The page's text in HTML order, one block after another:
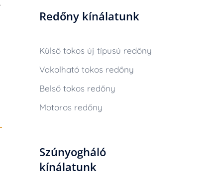
Redőny kínálatunk
Külső tokos új típusú redőny
Vakolható tokos redőny
Belső tokos redőny
Motoros redőny
Szúnyogháló
kínálatunk